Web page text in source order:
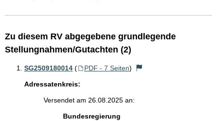
Zu diesem RV abgegebene grundlegende
Stellungnahmen/Gutachten (2)
SG2509180014 ( PDF - 7 Seiten)
Adressatenkreis:
Versendet am 26.08.2025 an:
Bundesregierung